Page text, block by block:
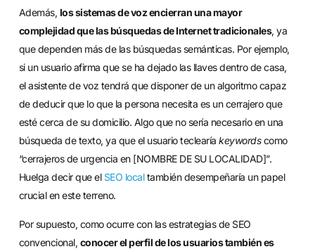
Además, los sistemas de voz encierran una mayor
complejidad que las búsquedas de Internet tradicionales, ya
que dependen más de las búsquedas semánticas. Por ejemplo,
si un usuario afirma que se ha dejado las llaves dentro de casa,
el asistente de voz tendrá que disponer de un algoritmo capaz
de deducir que lo que la persona necesita es un cerrajero que
esté cerca de su domicilio. Algo que no sería necesario en una
búsqueda de texto, ya que el usuario teclearíakeywordscomo
“cerrajeros de urgencia en [NOMBRE DE SU LOCALIDAD]”.
Huelga decir que el SEO localtambién desempeñaría un papel
crucial en este terreno.
Por supuesto, como ocurre con las estrategias de SEO
convencional, conocer el perfil de los usuarios también es